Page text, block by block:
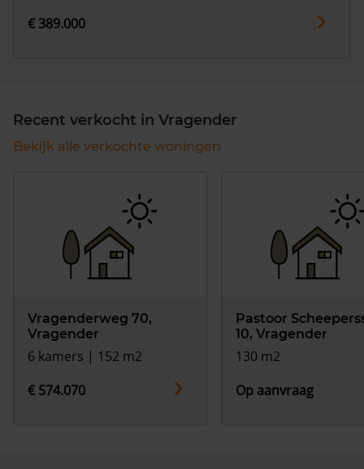
€ 389.000
Recent verkocht in Vragender
Bekijk alle verkochte woningen
Vragenderweg 70,
Vragender
6 kamers | 152 m2
€ 574.070
Pastoor
10, Vragender
130 m2
Op aanvraag